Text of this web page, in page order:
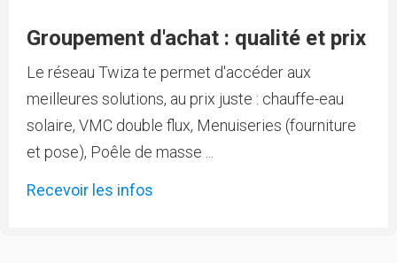
Groupement d'achat : qualité et prix
Le réseau Twiza te permet d'accéder aux
meilleures solutions, au prix juste : chauffe-eau
solaire, VMC double flux, Menuiseries (fourniture
et pose), Poêle de masse ...
Recevoir les infos